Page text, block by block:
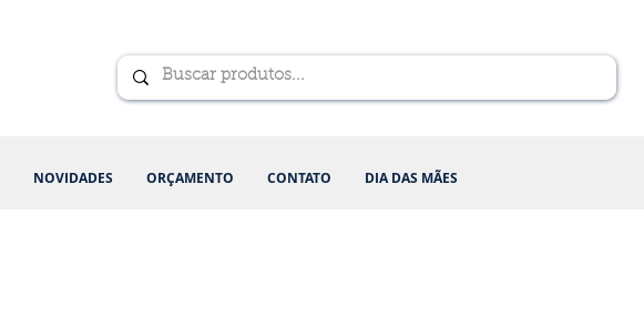
NOVIDADES ORÇAMENTO CONTATO DIA DAS MÃES